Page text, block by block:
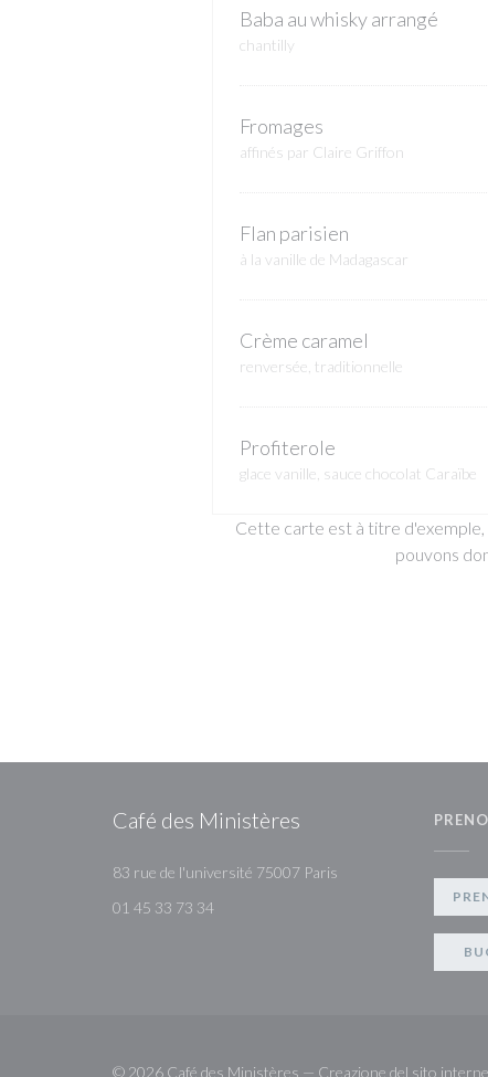
Baba au whisky arrangé
chantilly
Fromages
affinés par Claire Griffon
Flan parisien
à la vanille de Madagascar
Crème caramel
renversée, traditionnelle
Profiterole
glace vanille, sauce chocolat Caraïbe
Cette carte est à titre d'exemple,
pouvons
Café des Ministères
83 rue de l'université 75007 Paris
01 45 33 73 34
© 2026 Café des Ministères — Creazione del sito